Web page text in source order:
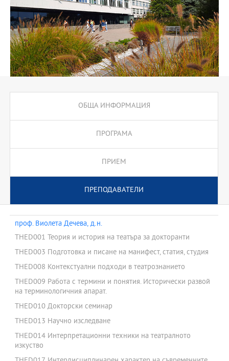
ОБЩА ИНФОРМАЦИЯ
ПРОГРАМА
ПРИЕМ
ПРЕПОДАВАТЕЛИ
проф. Виолета Дечева, д.н.
THED001 Теория и история на театъра за докторанти
THED003 Подготовка и писане на манифест, статия, студия
THED008 Контекстуални подходи в театрознанието
THED009 Работа с термини и понятия. Исторически развой
на терминологичния апарат.
THED010 Докторски семинар
THED013 Научно изследване
THED014 Интерпретационни техники на театралното
изкуство